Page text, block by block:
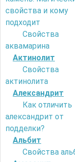
свойства и кому
подходит
Свойства
аквамарина
Актинолит
Свойства
актинолита
Александрит
Как отличить
александрит от
подделки?
Альбит
Свойства